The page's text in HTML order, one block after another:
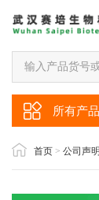
所有产
首页 > 公司声明